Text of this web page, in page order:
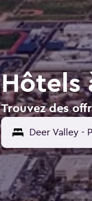
Hôtels
Trouvez des